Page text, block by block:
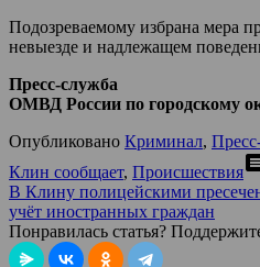
Подозреваемому избрана мера
невыезде и надлежащем
Пресс-служба
ОМВД России по городскому
Опубликовано Криминал,
Клин сообщает, Происшествия
В Клину полицейскими
учёт иностранных граждан
Понравилась статья?